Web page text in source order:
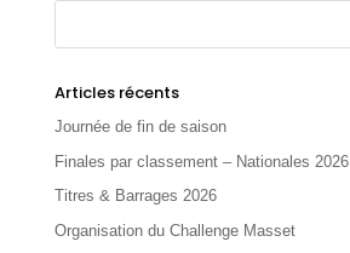
Articles récents
Journée de fin de saison
Finales par classement – Nationales 2026
Titres & Barrages 2026
Organisation du Challenge Masset